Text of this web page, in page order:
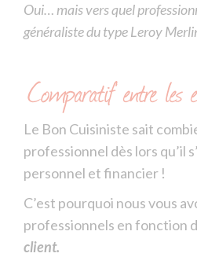
Oui… mais vers quel
généraliste du type Leroy
Comparatif entre les
Le Bon Cuisiniste sait
professionnel dès lors qu’il
personnel et financier !
C’est pourquoi nous vous
professionnels en fonction
client.